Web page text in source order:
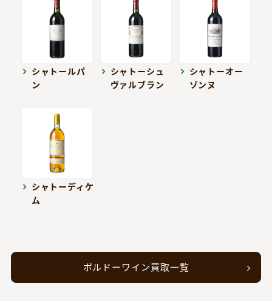
シャトールパ
ン
シャトーシュ
ヴァルブラン
シャトーオー
ゾンヌ
シャトーディケ
ム
ボルドーワイン買取一覧